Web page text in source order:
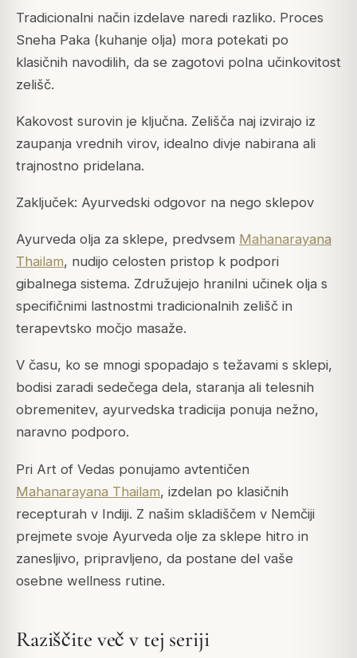
Tradicionalni način izdelave naredi razliko. Proces
Sneha Paka (kuhanje olja) mora potekati po
klasičnih navodilih, da se zagotovi polna učinkovitost
zelišč.
Kakovost surovin je ključna. Zelišča naj izvirajo iz
zaupanja vrednih virov, idealno divje nabirana ali
trajnostno pridelana.
Zaključek: Ayurvedski odgovor na nego sklepov
Ayurveda olja za sklepe, predvsem Mahanarayana
Thailam, nudijo celosten pristop k podpori
gibalnega sistema. Združujejo hranilni učinek olja s
specifičnimi lastnostmi tradicionalnih zelišč in
terapevtsko močjo masaže.
V času, ko se mnogi spopadajo s težavami s sklepi,
bodisi zaradi sedečega dela, staranja ali telesnih
obremenitev, ayurvedska tradicija ponuja nežno,
naravno podporo.
Pri Art of Vedas ponujamo avtentičen
Mahanarayana Thailam, izdelan po klasičnih
recepturah v Indiji. Z našim skladiščem v Nemčiji
prejmete svoje Ayurveda olje za sklepe hitro in
zanesljivo, pripravljeno, da postane del vaše
osebne wellness rutine.
Raziščite več v tej seriji